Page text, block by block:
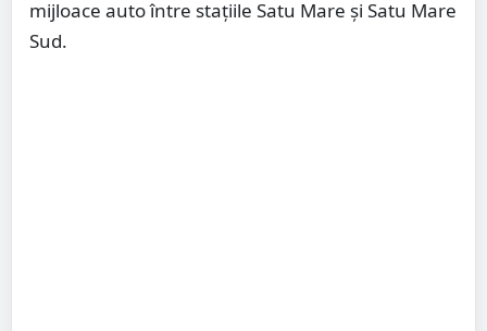
mijloace auto între stațiile Satu Mare și Satu Mare
Sud.